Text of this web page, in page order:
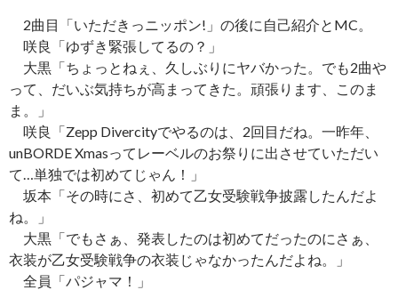
2曲目「いただきっニッポン!」の後に自己紹介とMC。
咲良「ゆずき緊張してるの？」
大黒「ちょっとねぇ、久しぶりにヤバかった。でも2曲や
って、だいぶ気持ちが高まってきた。頑張ります、このま
ま。」
咲良「Zepp Divercityでやるのは、2回目だね。一昨年、
unBORDE Xmasってレーベルのお祭りに出させていただい
て…単独では初めてじゃん！」
坂本「その時にさ、初めて乙女受験戦争披露したんだよ
ね。」
大黒「でもさぁ、発表したのは初めてだったのにさぁ、
衣装が乙女受験戦争の衣装じゃなかったんだよね。」
全員「パジャマ！」